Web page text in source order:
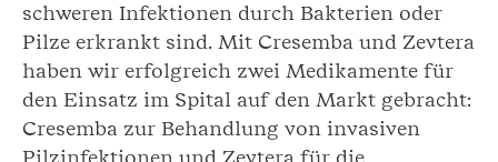
schweren Infektionen durch Bakterien oder
Pilze erkrankt sind. Mit Cresemba und Zevtera
haben wir erfolgreich zwei Medikamente für
den Einsatz im Spital auf den Markt gebracht:
Cresemba zur Behandlung von invasiven
Pilzinfektionen und Zevtera für die